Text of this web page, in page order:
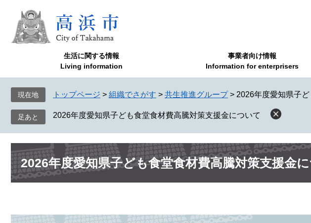
で
ば
へ
生活に関する情報
Living information
事業者向け情報
Information for enterprisers
現在地 トップページ > 組織でさがす > 共生推進グループ > 2026年度愛知県子
2026年度愛知県子ども食堂食材費高騰対策支援金について
本
文 2026年度愛知県子ども食堂食材費高騰対策支援金